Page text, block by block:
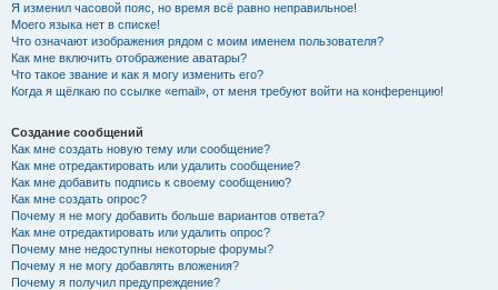
Я изменил часовой пояс, но время всё равно неправильное!
Моего языка нет в списке!
Что означают изображения рядом с моим именем пользователя?
Как мне включить отображение аватары?
Что такое звание и как я могу изменить его?
Когда я щёлкаю по ссылке «email», от меня требуют войти на конференцию!
Создание сообщений
Как мне создать новую тему или сообщение?
Как мне отредактировать или удалить сообщение?
Как мне добавить подпись к своему сообщению?
Как мне создать опрос?
Почему я не могу добавить больше вариантов ответа?
Как мне отредактировать или удалить опрос?
Почему мне недоступны некоторые форумы?
Почему я не могу добавлять вложения?
Почему я получил предупреждение?